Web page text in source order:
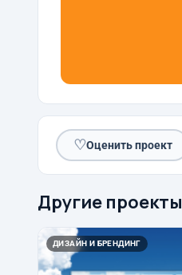
♡Оценить проект
Другие проекты
ДИЗАЙН И БРЕНДИНГ